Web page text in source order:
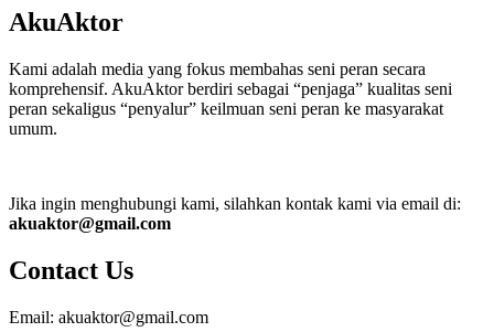
AkuAktor
Kami adalah media yang fokus membahas seni peran secara
komprehensif. AkuAktor berdiri sebagai “penjaga” kualitas seni
peran sekaligus “penyalur” keilmuan seni peran ke masyarakat
umum.
Jika ingin menghubungi kami, silahkan kontak kami via email di:
akuaktor@gmail.com
Contact Us
Email: akuaktor@gmail.com